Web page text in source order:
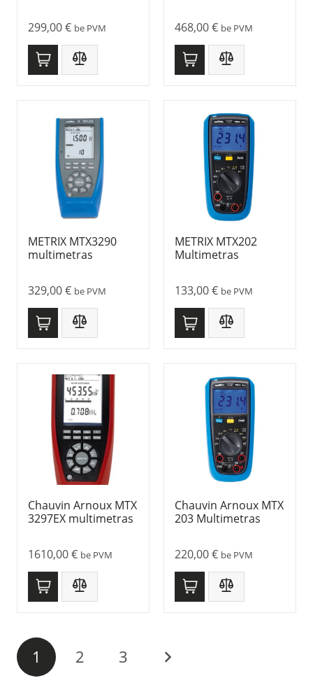
299,00€ be PVM 468,00€ be PVM
METRIX MTX3290
multimetras
329,00€ be PVM
METRIX MTX202
Multimetras
133,00€ be PVM
Chauvin Arnoux MTX
3297EX multimetras
1610,00€ be PVM
Chauvin Arnoux MTX
203 Multimetras
220,00€ be PVM
1 2 3